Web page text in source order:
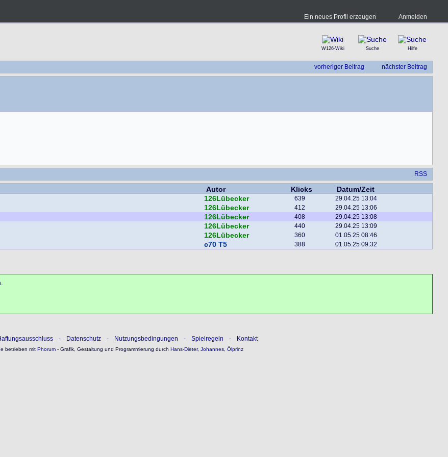
Ein neues Profil erzeugen Anmelden
W126-Wiki Suche Hilfe
vorheriger Beitrag nächster Beitrag
RSS
Autor Klicks
Datum/Zeit
126Lübecker 639 29.04.25 13:04
126Lübecker 412 29.04.25 13:06
126Lübecker 408 29.04.25 13:08
126Lübecker 440 29.04.25 13:09
126Lübecker 360 01.05.25 08:46
c70 T5 388 01.05.25 09:32
- Datenschutz - Nutzungsbedingungen - Spielregeln - Kontakt
betrieben mitPhorum- Grafik, Gestaltung und Programmierung durch Hans-Dieter, Johannes, Ölprinz